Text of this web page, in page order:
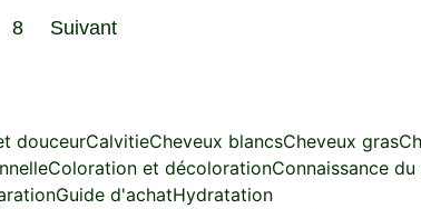
8 Suivant
douceurCalvitieCheveux blancsCheveux gras
Coloration et décolorationConnaissance du
Guide d'achatHydratation